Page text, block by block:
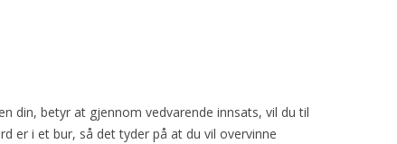
din, betyr at gjennom vedvarende innsats, vil du til
er i et bur, så det tyder på at du vil overvinne